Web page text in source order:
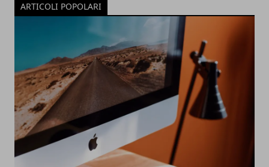
ARTICOLI POPOLARI